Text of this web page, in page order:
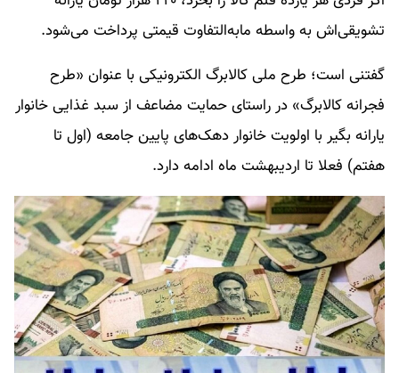
تشویقی‌اش به واسطه مابه‌التفاوت قیمتی پرداخت می‌شود.
گفتنی است؛ طرح ملی کالابرگ الکترونیکی با عنوان «طرح
فجرانه کالابرگ» در راستای حمایت مضاعف از سبد غذایی خانوار
یارانه بگیر با اولویت خانوار دهک‌های پایین جامعه (اول تا
هفتم) فعلا تا اردیبهشت ماه ادامه دارد.